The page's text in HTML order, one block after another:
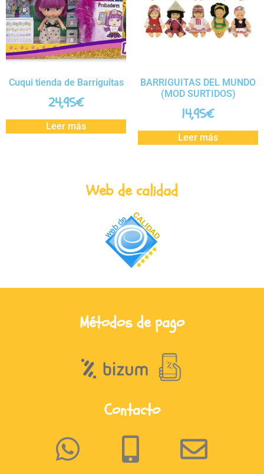
Cuqui tienda de Barriguitas
24,95€
Leer más
BARRIGUITAS DEL MUNDO
(MOD SURTIDOS)
14,95€
Leer más
Web de calidad
Métodos de pago
Contacto